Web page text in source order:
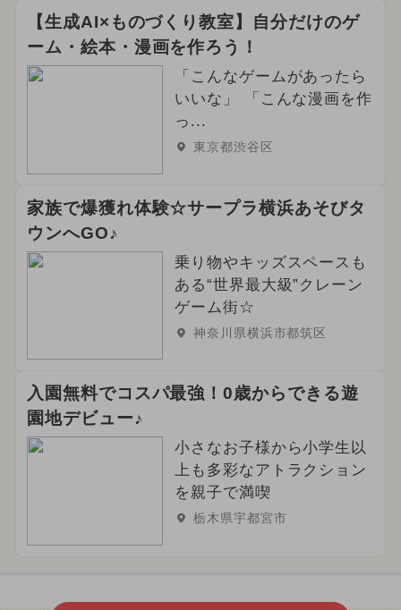
【生成AI×ものづくり教室】自分だけのゲ
ーム・絵本・漫画を作ろう！
「こんなゲームがあったら
いいな」 「こんな漫画を作
っ...
東京都渋谷区
家族で爆獲れ体験☆サープラ横浜あそびタ
ウンへGO♪
乗り物やキッズスペースも
ある“世界最大級”クレーン
ゲーム街☆
神奈川県横浜市都筑区
入園無料でコスパ最強！0歳からできる遊
園地デビュー♪
小さなお子様から小学生以
上も多彩なアトラクション
を親子で満喫
栃木県宇都宮市